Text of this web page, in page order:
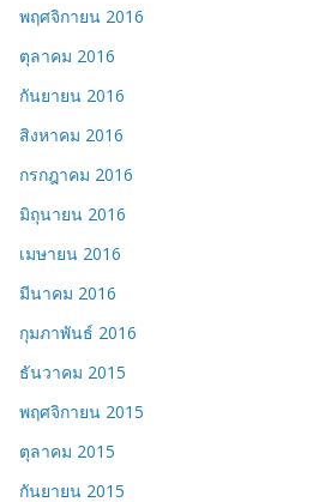
พฤศจิกายน 2016
ตุลาคม 2016
กันยายน 2016
สิงหาคม 2016
กรกฎาคม 2016
มิถุนายน 2016
เมษายน 2016
มีนาคม 2016
กุมภาพันธ์ 2016
ธันวาคม 2015
พฤศจิกายน 2015
ตุลาคม 2015
กันยายน 2015